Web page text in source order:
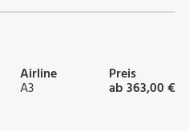
Airline
A3
Preis
ab 363,00 €